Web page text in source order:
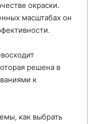
окраски.
масштабах он
решена в
к
как выбрать